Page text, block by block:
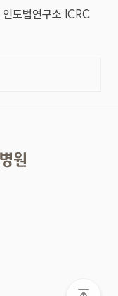
인도법연구소 ICRC